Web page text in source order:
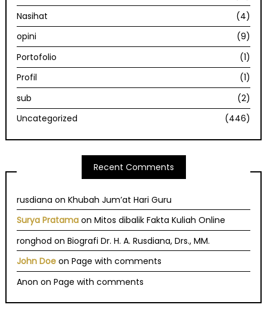
Nasihat
(4)
opini
(9)
Portofolio
(1)
Profil
(1)
sub
(2)
Uncategorized
(446)
Recent Comments
rusdiana onKhubah Jum’at Hari Guru
Surya Pratama onMitos dibalik Fakta Kuliah Online
ronghod onBiografi Dr. H. A. Rusdiana, Drs., MM.
John Doe onPage with comments
Anon onPage with comments